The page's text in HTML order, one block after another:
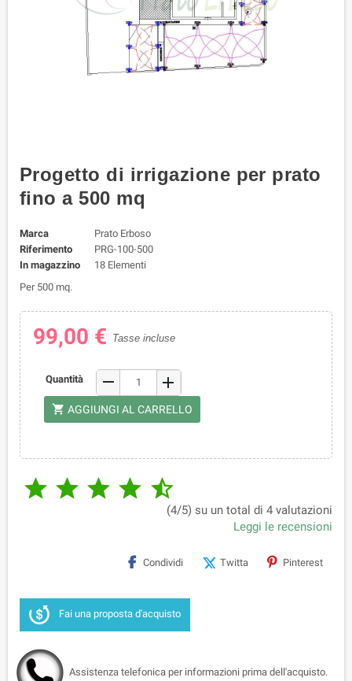
Progetto di irrigazione per prato
fino a 500 mq
Marca
Prato Erboso
Riferimento
PRG-100-500
In magazzino
18 Elementi
Per 500 mq.
99,00 € Tasse incluse
Quantità remove add
shopping_cart AGGIUNGI AL CARRELLO
    
(4/5) su un total di 4 valutazioni
Leggi le recensioni
Condividi Twitta Pinterest
Fai una proposta d'acquisto
Assistenza telefonica per informazioni prima dell'acquisto.